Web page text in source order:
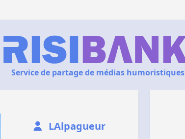
Service de partage de médias humoristiques
LAlpagueur